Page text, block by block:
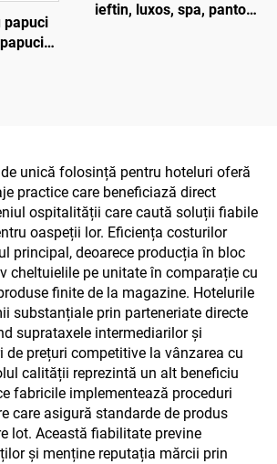
papuci
ieftin, luxos, spa, pantofi
unică folosință pentru hoteluri oferă
practice care beneficiază direct
ospitalității care caută soluții fiabile
oaspeții lor. Eficiența costurilor
principal, deoarece producția în bloc
cheltuielile pe unitate în comparație cu
finite de la magazine. Hotelurile
substanțiale prin parteneriate directe
suprataxele intermediarilor și
de prețuri competitive la vânzarea cu
calității reprezintă un alt beneficiu
fabricile implementează proceduri
care asigură standarde de produs
lot. Această fiabilitate previne
și menține reputația mărcii prin